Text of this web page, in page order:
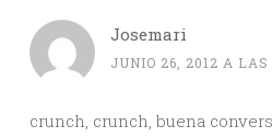
Josemari
JUNIO 26, 2012 A
crunch, crunch, buena